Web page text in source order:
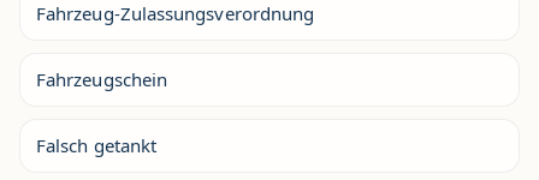
Fahrzeug-Zulassungsverordnung
Fahrzeugschein
Falsch getankt